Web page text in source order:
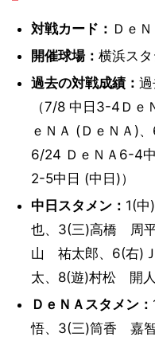
対戦カード： Ｄｅ
開催球場： 横浜ス
過去の対戦成績：
（7/8 中日3-4Ｄｅ
ｅＮＡ (ＤｅＮＡ)
6/24 ＤｅＮＡ6-4
2-5中日 (中日)）
中日スタメン： 1(
也、3(三)高橋 周
山 祐太郎、6(右)
太、8(遊)村松 開
ＤｅＮＡスタメン：
悟、3(三)筒香 嘉